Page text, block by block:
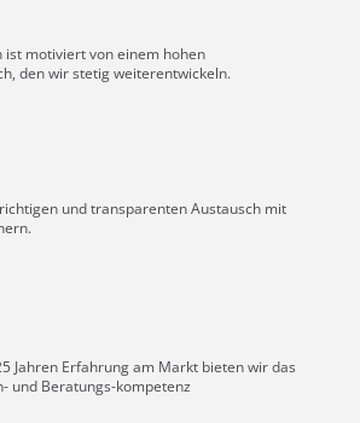
ist motiviert von einem hohen
den wir stetig weiterentwickeln.
und transparenten Austausch mit
Jahren Erfahrung am Markt bieten wir das
und Beratungs-kompetenz